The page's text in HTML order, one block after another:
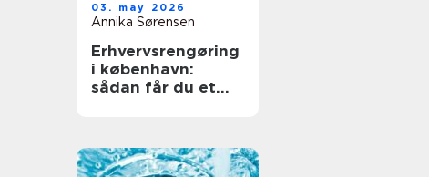
03. may 2026
Annika Sørensen
Erhvervsrengøring
i københavn:
sådan får du et